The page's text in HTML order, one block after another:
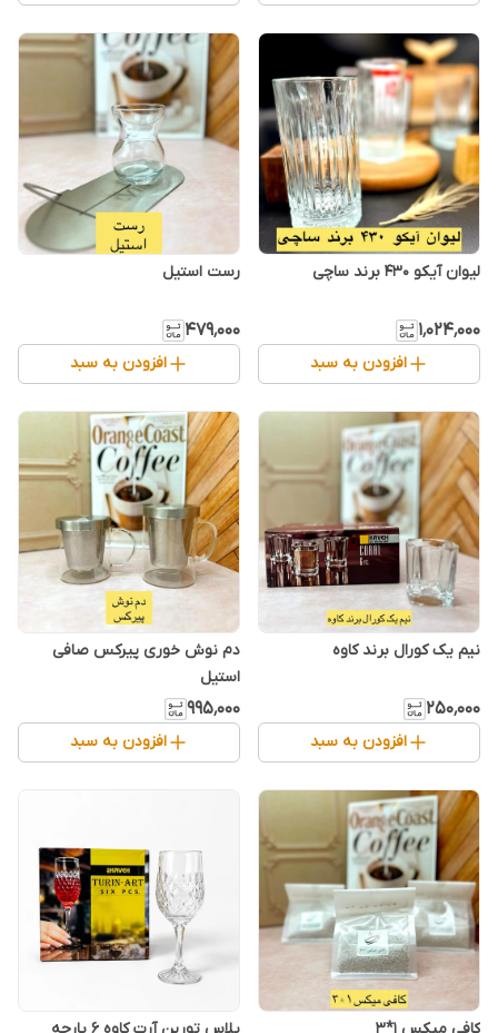
۱٬۰۲۴٬۰۰۰
افزودن به سبد
رست استیل
۴۷۹٬۰۰۰
افزودن به سبد
نیم یک کورال برند کاوه
۲۵۰٬۰۰۰
افزودن به سبد
دم نوش خوری پیرکس صافی
استیل
۹۹۵٬۰۰۰
افزودن به سبد